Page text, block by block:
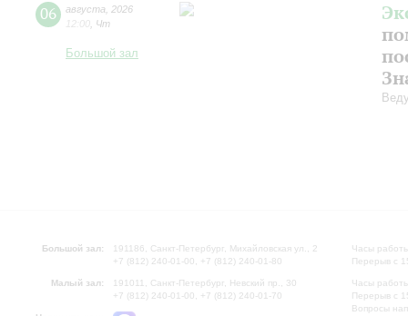
06 августа
2026
12:00 Чт
Большой зал
Большой зал:
191186, Санкт-Петербург, Михайловская ул., 2
+7 (812) 240-01-00, +7 (812) 240-01-80
Малый зал:
191011, Санкт-Петербург, Невский пр., 30
+7 (812) 240-01-00, +7 (812) 240-01-70
Часы
Перерыв с
Часы
Перерыв с
Вопросы